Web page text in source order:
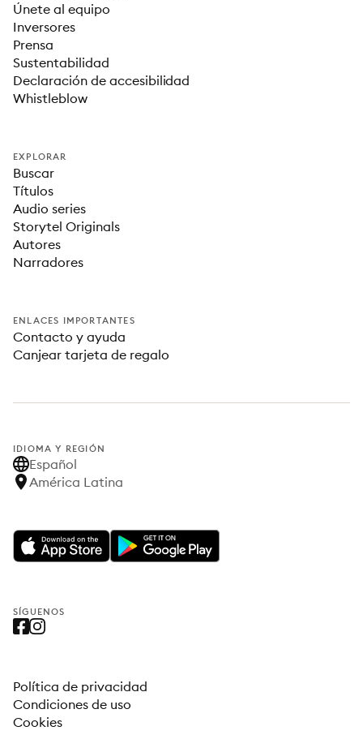
Únete al equipo
Inversores
Prensa
Sustentabilidad
Declaración de accesibilidad
Whistleblow
EXPLORAR
Buscar
Títulos
Audio series
Storytel Originals
Autores
Narradores
ENLACES IMPORTANTES
Contacto y ayuda
Canjear tarjeta de regalo
IDIOMA Y REGIÓN
Español
América Latina
SÍGUENOS
Política de privacidad
Condiciones de uso
Cookies